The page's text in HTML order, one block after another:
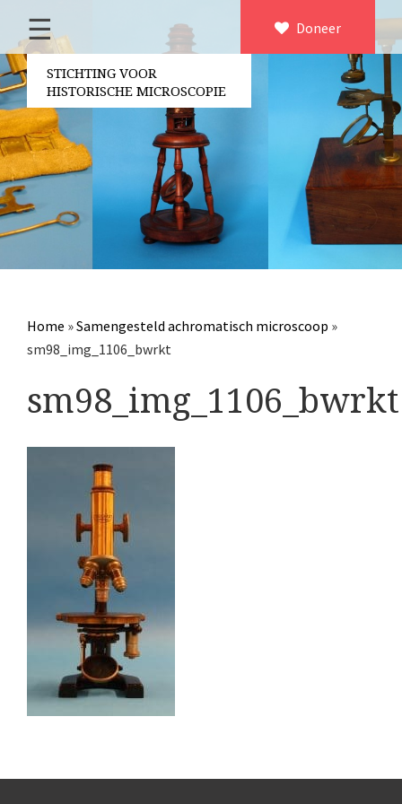
×
Home
Over ons
Contact
Bestuur
Vrijwilligers
Partners
Jaarverslagen
Microscopen
Overige optische instrumenten
Elektrische meetapparatuur
Boeken
Divers
Culpeper (ca. 1735)
volgens Culpeper (1750-1780)
‘Jones’ most improved type’ (1800-1830)
Long, Gould type (1821-1850)
Nachet, ‘grand modèle’ (1856-1862)
Doneer
☰
STICHTING VOOR
HISTORISCHE MICROSCOPIE
Home »Samengesteld achromatisch microscoop »
sm98_img_1106_bwrkt
sm98_img_1106_bwrkt